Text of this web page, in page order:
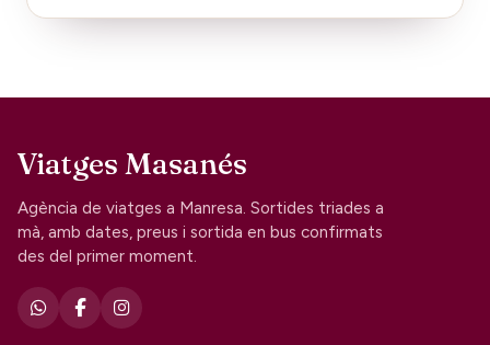
Viatges Masanés
Agència de viatges a Manresa. Sortides triades a
mà, amb dates, preus i sortida en bus confirmats
des del primer moment.